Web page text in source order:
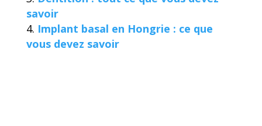
savoir
Implant basal en Hongrie : ce que
vous devez savoir